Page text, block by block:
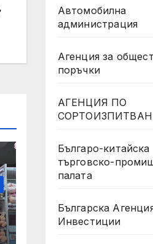
Автомобилна
администрация
Агенция за
поръчки
АГЕНЦИЯ ПО
Българо-китайска
търговско-
палата
Българска
Инвестиции